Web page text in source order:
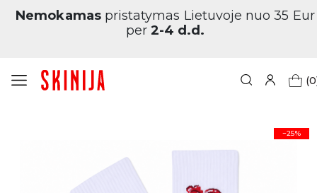
Nemokamaspristatymas Lietuvoje nuo 35 Eur
per 2-4 d.d.
Pagrindinis Sweet socks: Candy Pop X SKINIJA
−25%